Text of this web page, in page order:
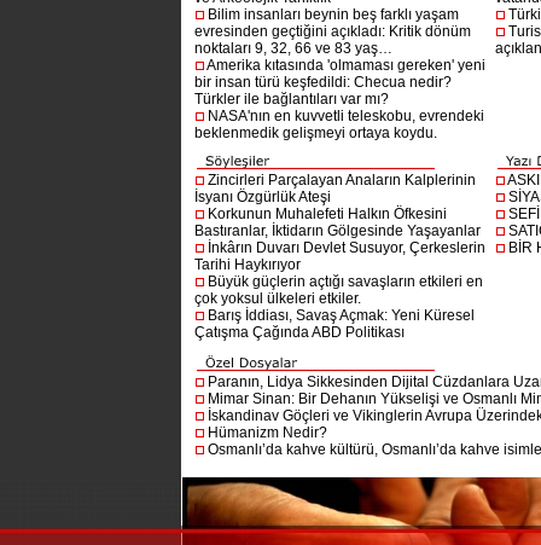
Bilim insanları beynin beş farklı yaşam
evresinden geçtiğini açıkladı: Kritik dönüm
noktaları 9, 32, 66 ve 83 yaş…
Amerika kıtasında 'olmaması gereken' yeni
bir insan türü keşfedildi: Checua nedir?
Türkler ile bağlantıları var mı?
NASA'nın en kuvvetli teleskobu, evrendeki
beklenmedik gelişmeyi ortaya koydu.
Zincirleri Parçalayan Anaların Kalplerinin
İsyanı Özgürlük Ateşi
Korkunun Muhalefeti Halkın Öfkesini
Bastıranlar, İktidarın Gölgesinde Yaşayanlar
İnkârın Duvarı Devlet Susuyor, Çerkeslerin
Tarihi Haykırıyor
Büyük güçlerin açtığı savaşların etkileri en
çok yoksul ülkeleri etkiler.
Barış İddiası, Savaş Açmak: Yeni Küresel
Çatışma Çağında ABD Politikası
BİR
Paranın, Lidya Sikkesinden Dijital Cüzdanlara
Mimar Sinan: Bir Dehanın Yükselişi ve Osmanlı
İskandinav Göçleri ve Vikinglerin Avrupa
Hümanizm Nedir?
Osmanlı’da kahve kültürü, Osmanlı’da kahve